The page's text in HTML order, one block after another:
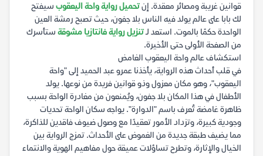
قوانين غريبة ومصائر معقدة. إنتحميل رواية واحة اليعقوب سيفتح
لك بابا على عالم يولد فيه الناس بلا جفون، حيث تصبح رمشة العين
الواحدة حكمًا بالموت. استعد لـتنزيل رواية فانتازيا مشوقة ستأسرك
من الصفحة الأولى حتى الأخيرة.
استكشاف عالم واحة اليعقوب الغامض
في قلب أحداث هذه الرواية، يأخذنا عمرو عبد الحميد إلى "واحة
اليعقوب"، وهو مكان معزول وذو قوانين فريدة من نوعها. يولد
الأطفال في هذا المكان بلا جفون، ويُمنعون من مغادرة الواحة بسبب
ظاهرة غامضة تُعرف باسم "الدوارة". يواجه سكان الواحة تحديات
وجودية كبيرة، وتزداد الأمور تعقيدًا مع وصول ضيوف فاقدين للذاكرة،
مما يضيف طبقة جديدة من الغموض على الأحداث. تمزج الرواية بين
الخيال والإثارة، وتطرح تساؤلات عميقة حول مفاهيم الهوية والانتماء